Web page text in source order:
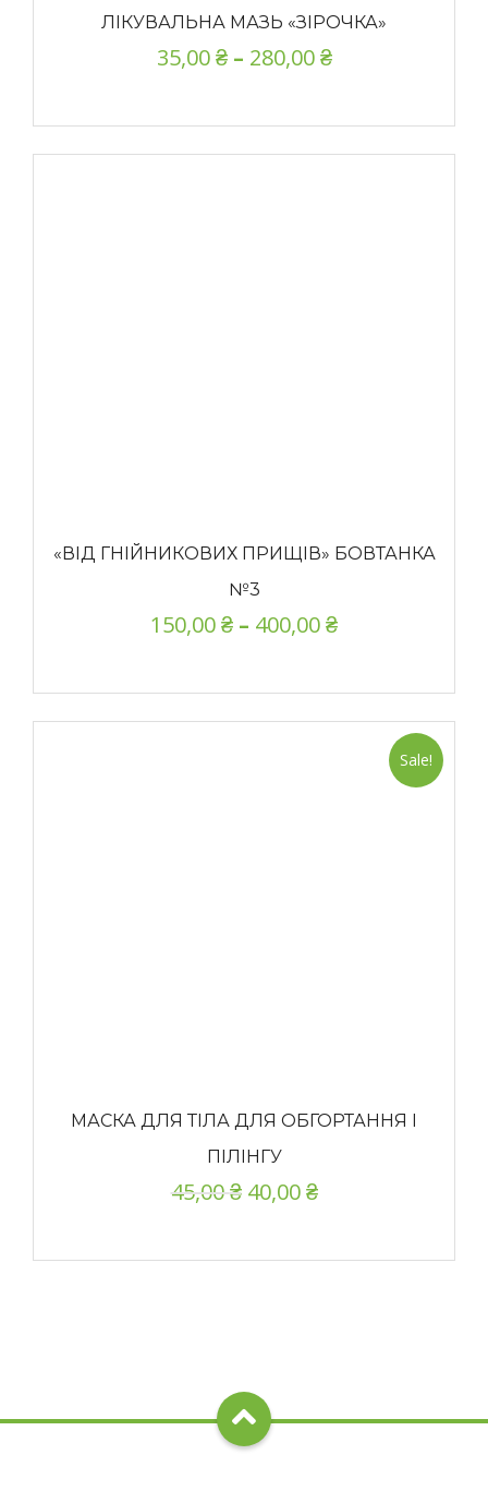
ЛІКУВАЛЬНА МАЗЬ «ЗІРОЧКА»
35,00₴– 280,00₴
«ВІД ГНІЙНИКОВИХ ПРИЩІВ» БОВТАНКА
№3
150,00₴ – 400,00₴
Sale!
МАСКА ДЛЯ ТІЛА ДЛЯ ОБГОРТАННЯ І
ПІЛІНГУ
45,00₴ 40,00₴